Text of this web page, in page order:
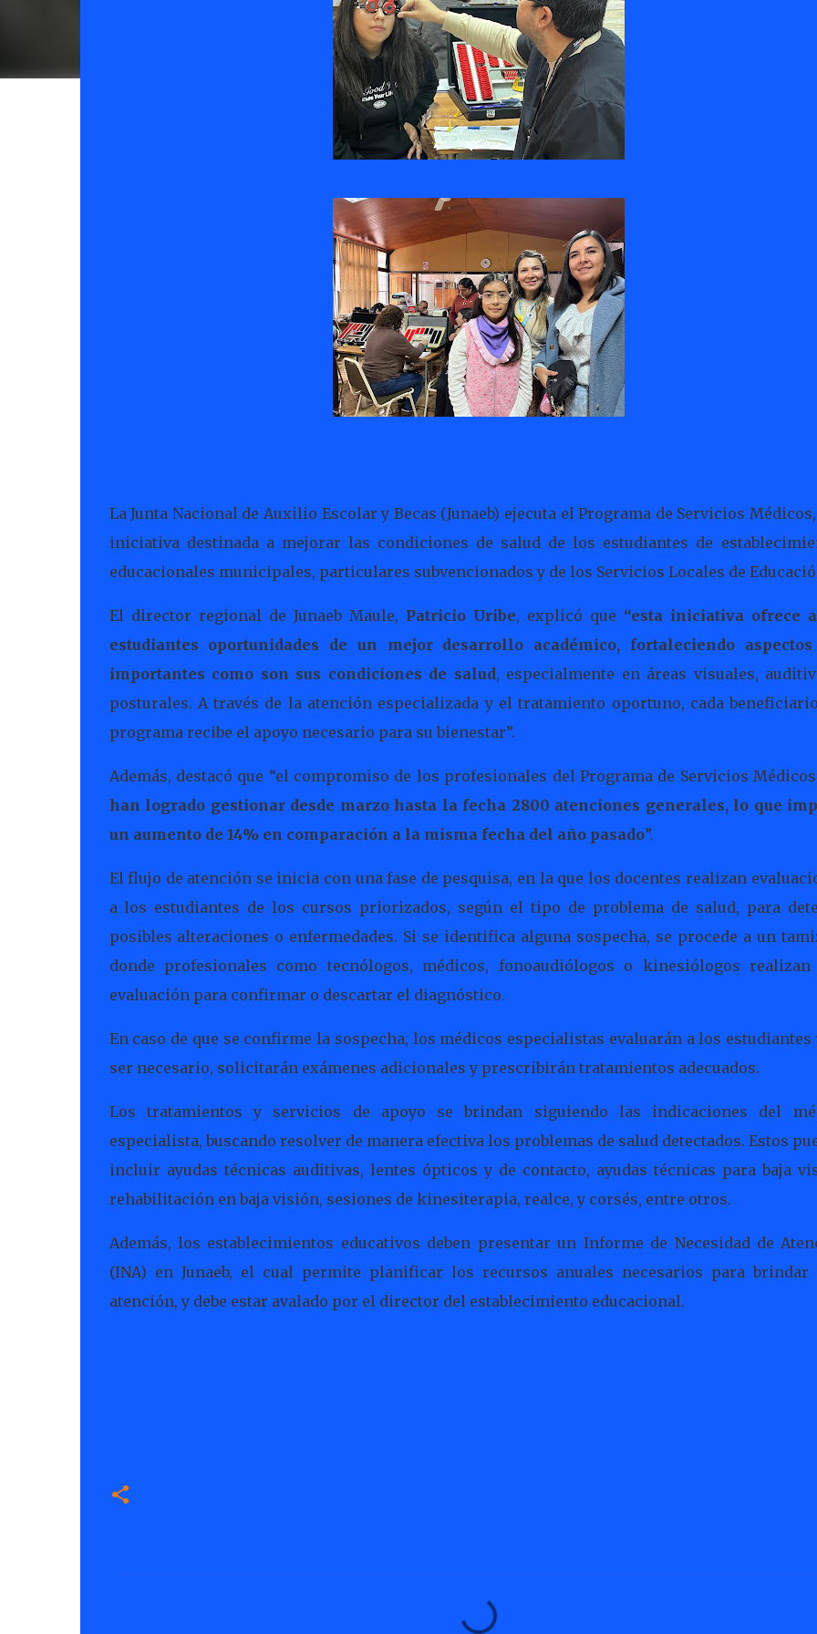
La Junta Nacional de Auxilio Escolar y Becas (Junaeb) ejecuta el Programa de Servicios
iniciativa destinada a mejorar las condiciones de salud de los estudiantes de
educacionales municipales, particulares subvencionados y de los Servicios Locales de
El director regional de Junaeb Maule, Patricio Uribe, explicó que “esta iniciativa ofrece
estudiantes oportunidades de un mejor desarrollo académico, fortaleciendo
importantes como son sus condiciones de salud, especialmente en áreas visuales,
posturales. A través de la atención especializada y el tratamiento oportuno, cada
programa recibe el apoyo necesario para su bienestar”.
Además, destacó que “el compromiso de los profesionales del Programa de Servicios
han logrado gestionar desde marzo hasta la fecha 2800 atenciones generales, lo que
un aumento de 14% en comparación a la misma fecha del año pasado”.
El flujo de atención se inicia con una fase de pesquisa, en la que los docentes realizan
a los estudiantes de los cursos priorizados, según el tipo de problema de salud, para
posibles alteraciones o enfermedades. Si se identifica alguna sospecha, se procede a un
donde profesionales como tecnólogos, médicos, fonoaudiólogos o kinesiólogos realizan
evaluación para confirmar o descartar el diagnóstico.
En caso de que se confirme la sospecha, los médicos especialistas evaluarán a los estudiantes
ser necesario, solicitarán exámenes adicionales y prescribirán tratamientos adecuados.
Los tratamientos y servicios de apoyo se brindan siguiendo las indicaciones del
especialista, buscando resolver de manera efectiva los problemas de salud detectados. Estos
incluir ayudas técnicas auditivas, lentes ópticos y de contacto, ayudas técnicas para baja
rehabilitación en baja visión, sesiones de kinesiterapia, realce, y corsés, entre otros.
Además, los establecimientos educativos deben presentar un Informe de Necesidad de
(INA) en Junaeb, el cual permite planificar los recursos anuales necesarios para brindar
atención, y debe estar avalado por el director del establecimiento educacional.